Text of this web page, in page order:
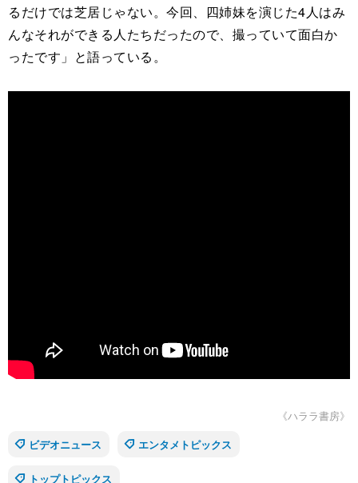
るだけでは芝居じゃない。今回、四姉妹を演じた4人はみ
んなそれができる人たちだったので、撮っていて面白か
ったです」と語っている。
《ハララ書房》
ビデオニュース
エンタメトピックス
トップトピックス